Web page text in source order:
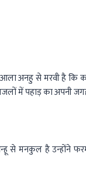
अनहु से मरवी है कि
में पहाड़ का अपनी
से मनकुल है उन्होंने